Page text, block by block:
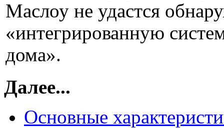
Маслоу не удастся
«интегрированную
дома».
Далее...
Основные